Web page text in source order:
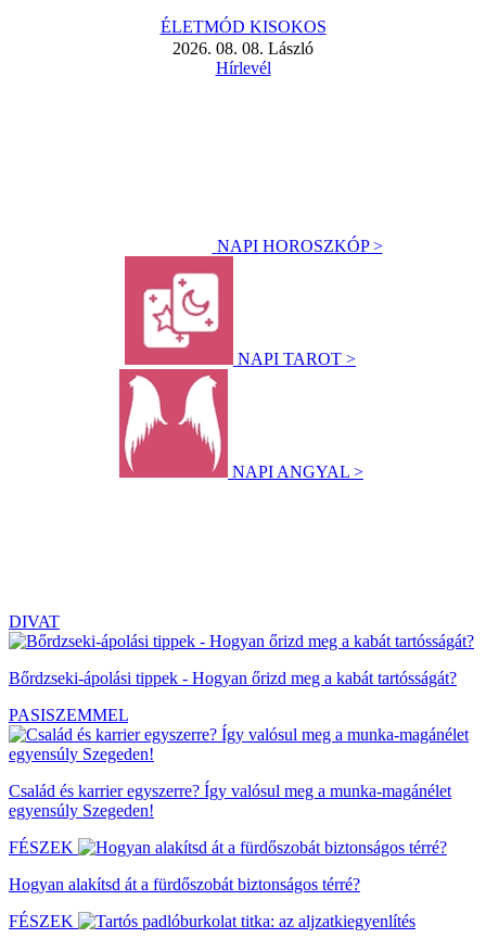
ÉLETMÓD KISOKOS
2026. 08. 08. László
Hírlevél
NAPI HOROSZKÓP >
NAPI TAROT >
NAPI ANGYAL >
DIVAT
Bőrdzseki-ápolási tippek - Hogyan őrizd meg a kabát tartósságát?
PASISZEMMEL
Család és karrier egyszerre? Így valósul meg a munka-magánélet
egyensúly Szegeden!
FÉSZEK
Hogyan alakítsd át a fürdőszobát biztonságos térré?
FÉSZEK